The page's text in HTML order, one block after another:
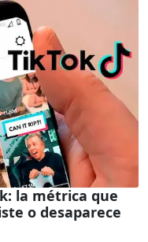
la métrica que
o desaparece